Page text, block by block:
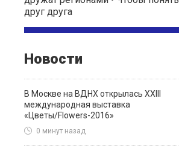
друг друга
Новости
В Москве на ВДНХ открылась XXIII
международная выставка
«Цветы/Flowers-2016»
0 минут назад